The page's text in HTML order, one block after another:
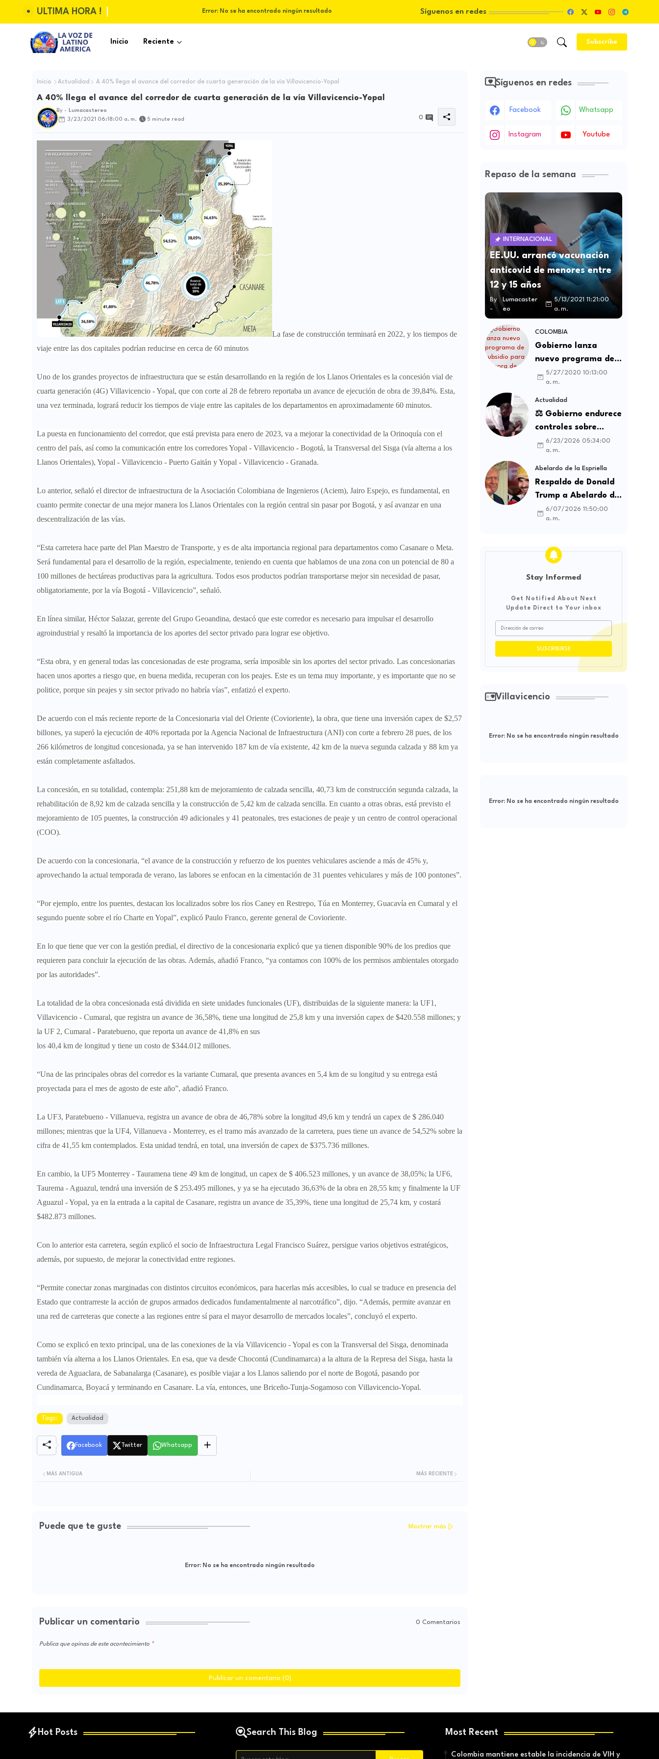
ULTIMA HORA ! Error: No se ha encontrado ningún resultado Síguenos en redes
Inicio Reciente Subscribe
Inicio Actualidad A 40% llega el avance del corredor de cuarta generación de la vía Villavicencio-Yopal
A 40% llega el avance del corredor de cuarta generación de la vía Villavicencio-Yopal
By -
Lumacastereo
3/23/2021 06:18:00 a. m.
5 minute read 0
La fase de construcción terminará en 2022, y los tiempos de
viaje entre las dos capitales podrían reducirse en cerca de 60 minutos
Uno de los grandes proyectos de infraestructura que se están desarrollando en la región de los Llanos Orientales es la concesión vial de
cuarta generación (4G) Villavicencio - Yopal, que con corte al 28 de febrero reportaba un avance de ejecución de obra de 39,84%. Esta,
una vez terminada, logrará reducir los tiempos de viaje entre las capitales de los departamentos en aproximadamente 60 minutos.
La puesta en funcionamiento del corredor, que está prevista para enero de 2023, va a mejorar la conectividad de la Orinoquía con el
centro del país, así como la comunicación entre los corredores Yopal - Villavicencio - Bogotá, la Transversal del Sisga (vía alterna a los
Llanos Orientales), Yopal - Villavicencio - Puerto Gaitán y Yopal - Villavicencio - Granada.
Lo anterior, señaló el director de infraestructura de la Asociación Colombiana de Ingenieros (Aciem), Jairo Espejo, es fundamental, en
cuanto permite conectar de una mejor manera los Llanos Orientales con la región central sin pasar por Bogotá, y así avanzar en una
descentralización de las vías.
“Esta carretera hace parte del Plan Maestro de Transporte, y es de alta importancia regional para departamentos como Casanare o Meta.
Será fundamental para el desarrollo de la región, especialmente, teniendo en cuenta que hablamos de una zona con un potencial de 80 a
100 millones de hectáreas productivas para la agricultura. Todos esos productos podrían transportarse mejor sin necesidad de pasar,
obligatoriamente, por la vía Bogotá - Villavicencio”, señaló.
En línea similar, Héctor Salazar, gerente del Grupo Geoandina, destacó que este corredor es necesario para impulsar el desarrollo
agroindustrial y resaltó la importancia de los aportes del sector privado para lograr ese objetivo.
“Esta obra, y en general todas las concesionadas de este programa, sería imposible sin los aportes del sector privado. Las concesionarias
hacen unos aportes a riesgo que, en buena medida, recuperan con los peajes. Este es un tema muy importante, y es importante que no se
politice, porque sin peajes y sin sector privado no habría vías”, enfatizó el experto.
De acuerdo con el más reciente reporte de la Concesionaria vial del Oriente (Covioriente), la obra, que tiene una inversión capex de $2,57
billones, ya superó la ejecución de 40% reportada por la Agencia Nacional de Infraestructura (ANI) con corte a febrero 28 pues, de los
266 kilómetros de longitud concesionada, ya se han intervenido 187 km de vía existente, 42 km de la nueva segunda calzada y 88 km ya
están completamente asfaltados.
La concesión, en su totalidad, contempla: 251,88 km de mejoramiento de calzada sencilla, 40,73 km de construcción segunda calzada, la
rehabilitación de 8,92 km de calzada sencilla y la construcción de 5,42 km de calzada sencilla. En cuanto a otras obras, está previsto el
mejoramiento de 105 puentes, la construcción 49 adicionales y 41 peatonales, tres estaciones de peaje y un centro de control operacional
(COO).
De acuerdo con la concesionaria, “el avance de la construcción y refuerzo de los puentes vehiculares asciende a más de 45% y,
aprovechando la actual temporada de verano, las labores se enfocan en la cimentación de 31 puentes vehiculares y más de 100 pontones”.
“Por ejemplo, entre los puentes, destacan los localizados sobre los ríos Caney en Restrepo, Túa en Monterrey, Guacavía en Cumaral y el
segundo puente sobre el río Charte en Yopal”, explicó Paulo Franco, gerente general de Covioriente.
En lo que tiene que ver con la gestión predial, el directivo de la concesionaria explicó que ya tienen disponible 90% de los predios que
requieren para concluir la ejecución de las obras. Además, añadió Franco, “ya contamos con 100% de los permisos ambientales otorgado
por las autoridades”.
La totalidad de la obra concesionada está dividida en siete unidades funcionales (UF), distribuidas de la siguiente manera: la UF1,
Villavicencio - Cumaral, que registra un avance de 36,58%, tiene una longitud de 25,8 km y una inversión capex de $420.558 millones; y
la UF 2, Cumaral - Paratebueno, que reporta un avance de 41,8% en sus
los 40,4 km de longitud y tiene un costo de $344.012 millones.
“Una de las principales obras del corredor es la variante Cumaral, que presenta avances en 5,4 km de su longitud y su entrega está
proyectada para el mes de agosto de este año”, añadió Franco.
La UF3, Paratebueno - Villanueva, registra un avance de obra de 46,78% sobre la longitud 49,6 km y tendrá un capex de $ 286.040
millones; mientras que la UF4, Villanueva - Monterrey, es el tramo más avanzado de la carretera, pues tiene un avance de 54,52% sobre la
cifra de 41,55 km contemplados. Esta unidad tendrá, en total, una inversión de capex de $375.736 millones.
En cambio, la UF5 Monterrey - Tauramena tiene 49 km de longitud, un capex de $ 406.523 millones, y un avance de 38,05%; la UF6,
Taurema - Aguazul, tendrá una inversión de $ 253.495 millones, y ya se ha ejecutado 36,63% de la obra en 28,55 km; y finalmente la UF
Aguazul - Yopal, ya en la entrada a la capital de Casanare, registra un avance de 35,39%, tiene una longitud de 25,74 km, y costará
$482.873 millones.
Con lo anterior esta carretera, según explicó el socio de Infraestructura Legal Francisco Suárez, persigue varios objetivos estratégicos,
además, por supuesto, de mejorar la conectividad entre regiones.
“Permite conectar zonas marginadas con distintos circuitos económicos, para hacerlas más accesibles, lo cual se traduce en presencia del
Estado que contrarreste la acción de grupos armados dedicados fundamentalmente al narcotráfico”, dijo. “Además, permite avanzar en
una red de carreteras que conecte a las regiones entre sí para el mayor desarrollo de mercados locales”, concluyó el experto.
Como se explicó en texto principal, una de las conexiones de la vía Villavicencio - Yopal es con la Transversal del Sisga, denominada
también vía alterna a los Llanos Orientales. En esa, que va desde Chocontá (Cundinamarca) a la altura de la Represa del Sisga, hasta la
vereda de Aguaclara, de Sabanalarga (Casanare), es posible viajar a los Llanos saliendo por el norte de Bogotá, pasando por
Cundinamarca, Boyacá y terminando en Casanare. La vía, entonces, une Briceño-Tunja-Sogamoso con Villavicencio-Yopal.
Tags: Actualidad
Facebook Twitter Whatsapp
MÁS RECIENTE
MÁS ANTIGUA
Puede que te guste Mostrar más
Error: No se ha encontrado ningún resultado
Publicar un comentario 0 Comentarios
Publica que opinas de este acontecimiento
Publicar un comentario (0)
Síguenos en redes
Facebook Whatsapp
Instagram Youtube
Repaso de la semana
INTERNACIONAL
EE.UU. arrancó vacunación
anticovid de menores entre
12 y 15 años
By
-
Lumacaster
eo
5/13/2021 11:21:00
a. m.
COLOMBIA
Gobierno lanza
nuevo programa de
subsidio para compra
de vivienda VIS y no
VIS
5/27/2020 10:13:00
a. m.
Actualidad
⚖️ Gobierno endurece
controles sobre
contratos sindicales
y busca frenar la
intermediación
laboral ilegal
6/23/2026 05:34:00
a. m.
Abelardo de la Espriella
Respaldo de Donald
Trump a Abelardo de
la Espriella genera
debate sobre
influencia
internacional
6/07/2026 11:50:00
a. m.
Stay Informed
Get Notified About Next
Update Direct to Your inbox
Villavicencio
Error:No se ha encontrado ningún resultado
Error:No se ha encontrado ningún resultado
Hot Posts Search This Blog Most Recent
Colombia mantiene estable la incidencia de VIH y